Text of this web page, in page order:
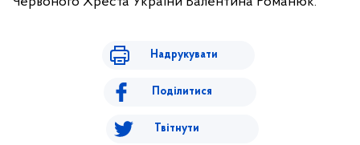
Надрукувати
Поділитися
Твітнути